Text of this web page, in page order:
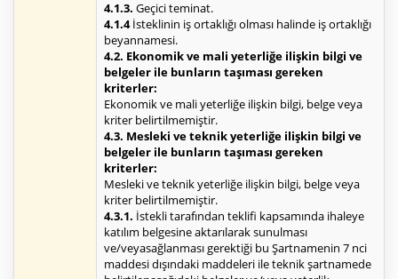
4.1.3. Geçici teminat.
4.1.4İsteklinin iş ortaklığı olması halinde iş ortaklığı
beyannamesi.
4.2. Ekonomik ve mali yeterliğe ilişkin bilgi ve
belgeler ile bunların taşıması gereken
kriterler:
Ekonomik ve mali yeterliğe ilişkin bilgi, belge veya
kriter belirtilmemiştir.
4.3. Mesleki ve teknik yeterliğe ilişkin bilgi ve
belgeler ile bunların taşıması gereken
kriterler:
Mesleki ve teknik yeterliğe ilişkin bilgi, belge veya
kriter belirtilmemiştir.
4.3.1. İstekli tarafından teklifi kapsamında ihaleye
katılım belgesine aktarılarak sunulması
ve/veyasağlanması gerektiği bu Şartnamenin 7 nci
maddesi dışındaki maddeleri ile teknik şartnamede